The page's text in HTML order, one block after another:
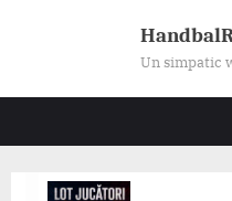
Un simpatic